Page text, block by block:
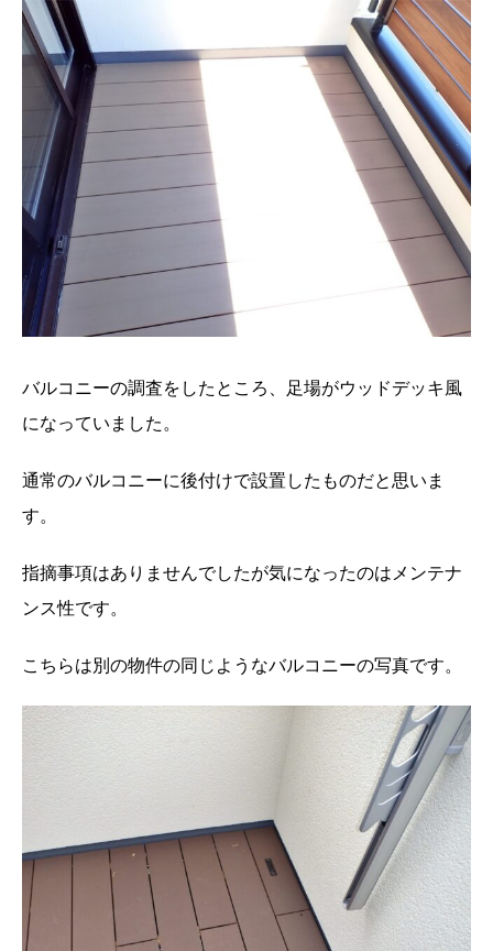
バルコニーの調査をしたところ、足場がウッドデッキ風
になっていました。
通常のバルコニーに後付けで設置したものだと思いま
す。
指摘事項はありませんでしたが気になったのはメンテナ
ンス性です。
こちらは別の物件の同じようなバルコニーの写真です。